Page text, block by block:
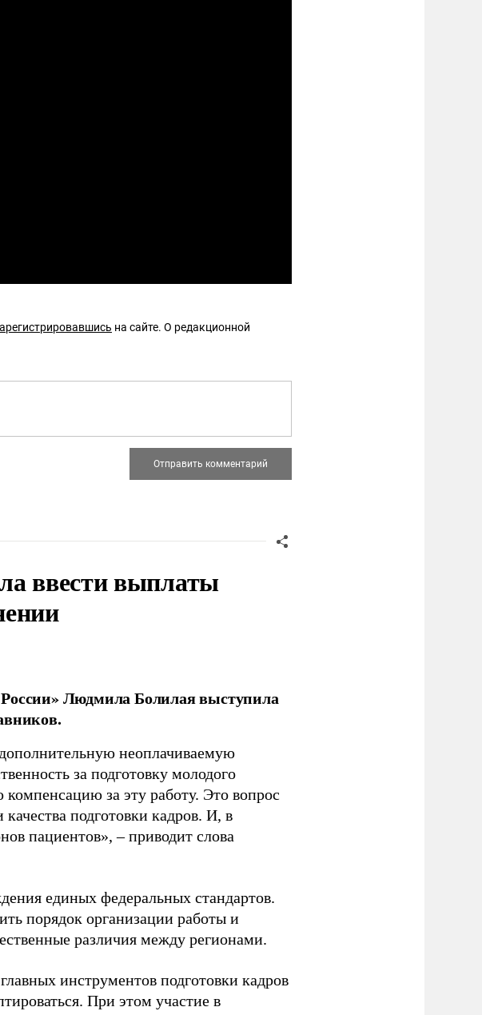
на сайте. О редакционной
ввести выплаты
Людмила Болилая выступила
неоплачиваемую
за подготовку молодого
за эту работу. Это вопрос
подготовки кадров. И, в
пациентов», – приводит слова
единых федеральных стандартов.
порядок организации работы и
различия между регионами.
инструментов подготовки кадров
При этом участие в